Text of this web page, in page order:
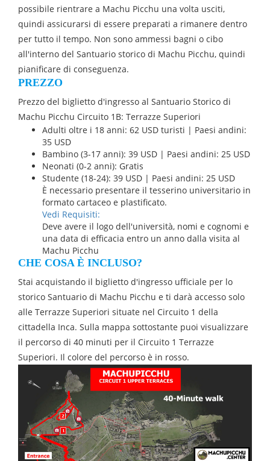
possibile rientrare a Machu Picchu una volta usciti,
quindi assicurarsi di essere preparati a rimanere dentro
per tutto il tempo. Non sono ammessi bagni o cibo
all'interno del Santuario storico di Machu Picchu, quindi
pianificare di conseguenza.
PREZZO
Prezzo del biglietto d'ingresso al Santuario Storico di
Machu Picchu Circuito 1B: Terrazze Superiori
Adulti oltre i 18 anni: 62 USD turisti | Paesi andini:
35 USD
Bambino (3-17 anni): 39 USD | Paesi andini: 25 USD
Neonati (0-2 anni): Gratis
Studente (18-24): 39 USD | Paesi andini: 25 USD
È necessario presentare il tesserino universitario in
formato cartaceo e plastificato.
Vedi Requisiti:
Deve avere il logo dell'università, nomi e cognomi e
una data di efficacia entro un anno dalla visita al
Machu Picchu
CHE COSA È INCLUSO?
Stai acquistando il biglietto d'ingresso ufficiale per lo
storico Santuario di Machu Picchu e ti darà accesso solo
alle Terrazze Superiori situate nel Circuito 1 della
cittadella Inca. Sulla mappa sottostante puoi visualizzare
il percorso di 40 minuti per il Circuito 1 Terrazze
Superiori. Il colore del percorso è in rosso.